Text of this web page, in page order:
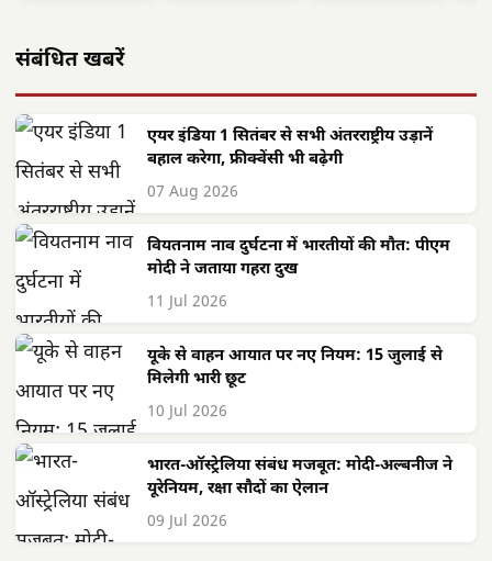
संबंधित खबरें
एयर इंडिया 1 सितंबर से सभी अंतरराष्ट्रीय उड़ानें
बहाल करेगा, फ्रीक्वेंसी भी बढ़ेगी
07 Aug 2026
वियतनाम नाव दुर्घटना में भारतीयों की मौत: पीएम
मोदी ने जताया गहरा दुख
11 Jul 2026
यूके से वाहन आयात पर नए नियम: 15 जुलाई से
मिलेगी भारी छूट
10 Jul 2026
भारत-ऑस्ट्रेलिया संबंध मजबूत: मोदी-अल्बनीज ने
यूरेनियम, रक्षा सौदों का ऐलान
09 Jul 2026